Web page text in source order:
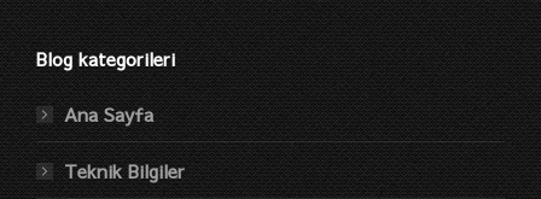
Blog kategorileri
Ana Sayfa
Teknik Bilgiler